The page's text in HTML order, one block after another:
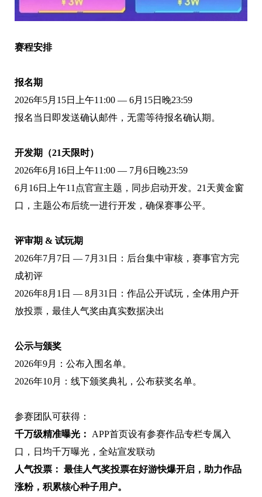
赛程安排
报名期
2026年5月15日上午11:00 — 6月15日晚23:59
报名当日即发送确认邮件，无需等待报名确认期。
开发期（21天限时）
2026年6月16日上午11:00 — 7月6日晚23:59
6月16日上午11点官宣主题，同步启动开发。21天黄金窗
口，主题公布后统一进行开发，确保赛事公平。
评审期 & 试玩期
2026年7月7日 — 7月31日：后台集中审核，赛事官方完
成初评
2026年8月1日 — 8月31日：作品公开试玩，全体用户开
放投票，最佳人气奖由真实数据决出
公示与颁奖
2026年9月：公布入围名单。
2026年10月：线下颁奖典礼，公布获奖名单。
参赛团队可获得：
千万级精准曝光：
APP首页设有参赛作品专栏专属入
口，日均千万曝光，全站宣发联动
人气投票： 最佳人气奖投票在好游快爆开启，助力作品
涨粉，积累核心种子用户。